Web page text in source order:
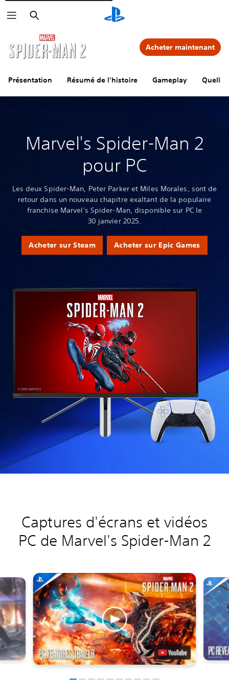
Rechercher
Présentation Résumé de l'histoire Gameplay
Acheter maintenant
Marvel's Spider-Man 2
pour PC
Les deux Spider-Man, Peter Parker et Miles Morales, sont de
retour dans un nouveau chapitre exaltant de la populaire
franchise Marvel's Spider-Man, disponible sur PC le
30 janvier 2025.
Acheter sur Steam Acheter sur Epic Games
Captures d'écrans et vidéos
PC de Marvel's Spider-Man 2